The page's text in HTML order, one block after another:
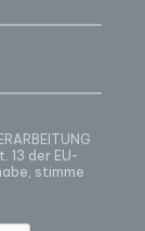
13 der EU-
stimme